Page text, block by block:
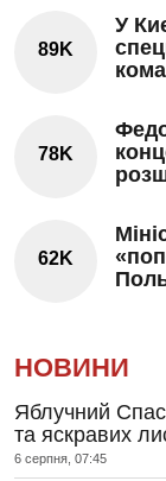
89K
У
78K
62K
НОВИНИ
Яблучний Спас
та яскравих
6 серпня, 07:45